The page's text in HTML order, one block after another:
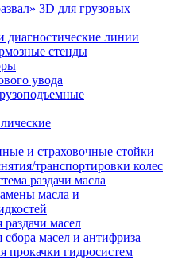
3D для грузовых
диагностические линии
стенды
увода
и страховочные стойки
транспортировки колес
раздачи масла
масла и
раздачи масел
сбора масел и антифриза
прокачки гидросистем